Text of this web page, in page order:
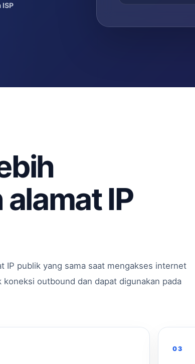
IP
IP publik yang sama saat mengakses internet
outbound dan dapat digunakan pada
03